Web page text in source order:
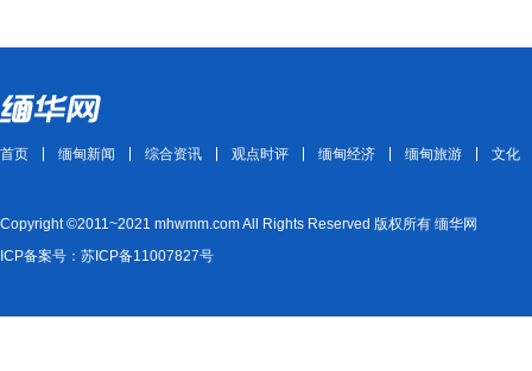
首页 缅甸新闻 综合资讯 观点时评 缅甸经济 缅甸旅游 文化
Copyright ©2011~2021 mhwmm.com All Rights Reserved 版权所有 缅华网
ICP备案号：苏ICP备11007827号